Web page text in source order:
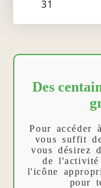
31
Des
Pour accéder
vous suffit
vous désirez
de
l'icône
pour